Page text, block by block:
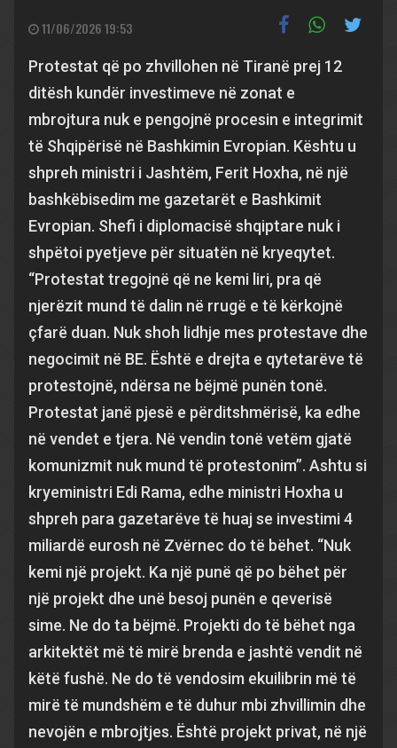
11/06/2026 19:53
Protestat që po zhvillohen në Tiranë prej 12
ditësh kundër investimeve në zonat e
mbrojtura nuk e pengojnë procesin e integrimit
të Shqipërisë në Bashkimin Evropian. Kështu u
shpreh ministri i Jashtëm, Ferit Hoxha, në një
bashkëbisedim me gazetarët e Bashkimit
Evropian. Shefi i diplomacisë shqiptare nuk i
shpëtoi pyetjeve për situatën në kryeqytet.
“Protestat tregojnë që ne kemi liri, pra që
njerëzit mund të dalin në rrugë e të kërkojnë
çfarë duan. Nuk shoh lidhje mes protestave dhe
negocimit në BE. Është e drejta e qytetarëve të
protestojnë, ndërsa ne bëjmë punën tonë.
Protestat janë pjesë e përditshmërisë, ka edhe
në vendet e tjera. Në vendin tonë vetëm gjatë
komunizmit nuk mund të protestonim”. Ashtu si
kryeministri Edi Rama, edhe ministri Hoxha u
shpreh para gazetarëve të huaj se investimi 4
miliardë eurosh në Zvërnec do të bëhet. “Nuk
kemi një projekt. Ka një punë që po bëhet për
një projekt dhe unë besoj punën e qeverisë
sime. Ne do ta bëjmë. Projekti do të bëhet nga
arkitektët më të mirë brenda e jashtë vendit në
këtë fushë. Ne do të vendosim ekuilibrin më të
mirë të mundshëm e të duhur mbi zhvillimin dhe
nevojën e mbrojtjes. Është projekt privat, në një